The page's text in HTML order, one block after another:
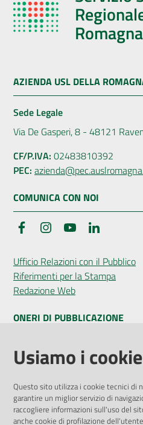
Romagna
AZIENDA USL DELLA
Sede Legale
Via De Gasperi, 8 - 48121
CF/P.IVA: 02483810392
PEC:
COMUNICA CON NOI
FacebookInstagramYouTube
Ufficio Relazioni con il Pubblico
Riferimenti per la Stampa
Redazione Web
ONERI DI PUBBLICAZIONE
Amministrazione Trasparente
Pubblicità legale
Privacy Policy
Attuazione Misure PNRR
Liste di Attesa
Usiamo i cookie
Questo sito utilizza i cookie tecnici di
garantire un miglior servizio di
raccogliere informazioni sull'uso del
anche cookie di profilazione